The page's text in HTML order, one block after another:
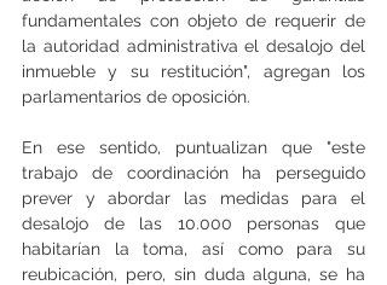
fundamentales con objeto de requerir de
la autoridad administrativa el desalojo del
inmueble y su restitución", agregan los
parlamentarios de oposición.
En ese sentido, puntualizan que "este
trabajo de coordinación ha perseguido
prever y abordar las medidas para el
desalojo de las 10.000 personas que
habitarían la toma, así como para su
reubicación, pero, sin duda alguna, se ha